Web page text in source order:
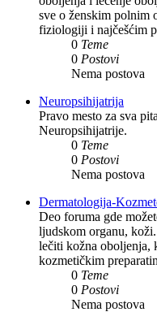
sve o ženskim polnim
fiziologiji i najčešćim
0 Teme
0 Postovi
Nema postova
Neuropsihijatrija
Pravo mesto za sva
Neuropsihijatrije.
0 Teme
0 Postovi
Nema postova
Dermatologija-
Deo foruma gde
ljudskom organu,
lečiti kožna oboljenja,
kozmetičkim
0 Teme
0 Postovi
Nema postova